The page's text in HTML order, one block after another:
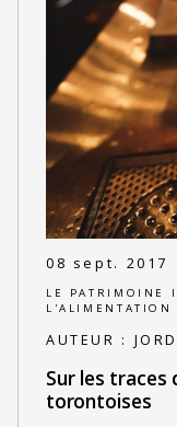
08 sept. 2017
LE PATRIMOINE
L'ALIMENTATION
AUTEUR :
Sur les traces
torontoises